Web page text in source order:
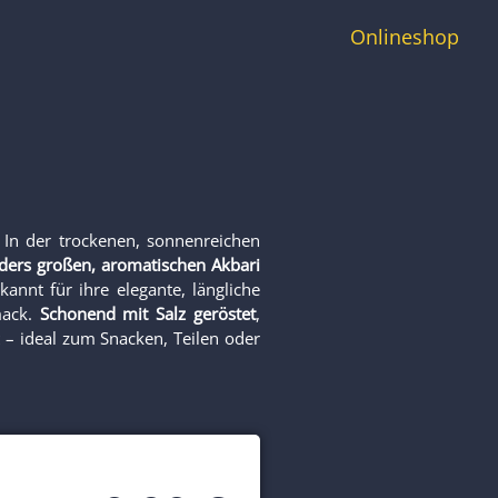
Onlineshop
In der trockenen, sonnenreichen
großen, aromatischen Akbari
für ihre elegante, längliche
Schonend mit Salz geröstet,
ideal zum Snacken, Teilen oder